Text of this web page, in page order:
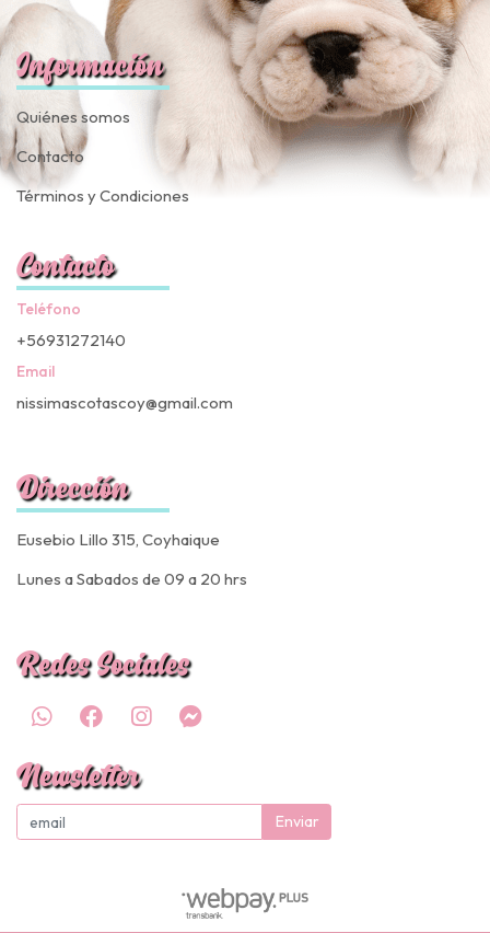
Información
Quiénes somos
Contacto
Términos y Condiciones
Contacto
Teléfono
+56931272140
Email
nissimascotascoy@gmail.com
Dirección
Eusebio Lillo 315, Coyhaique
Lunes a Sabados de 09 a 20 hrs
Redes Sociales
Newsletter
Enviar